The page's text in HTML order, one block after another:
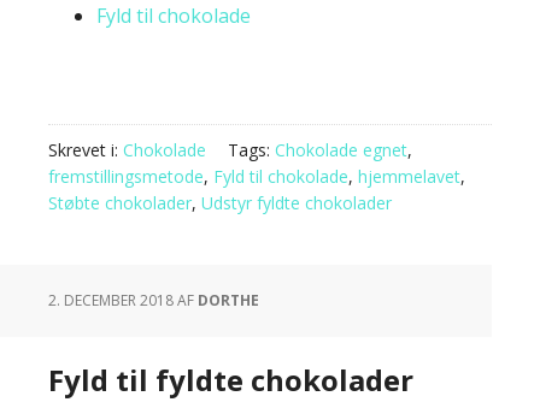
Fyld til chokolade
Skrevet i: Chokolade Tags: Chokolade egnet,
fremstillingsmetode, Fyld til chokolade, hjemmelavet,
Støbte chokolader, Udstyr fyldte chokolader
2. DECEMBER 2018AF DORTHE
Fyld til fyldte chokolader